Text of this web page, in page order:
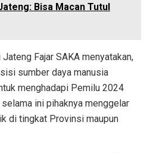
Bisa Macan Tutul
Fajar SAKA menyatakan,
sumber daya manusia
menghadapi Pemilu 2024
ini pihaknya menggelar
di tingkat Provinsi maupun